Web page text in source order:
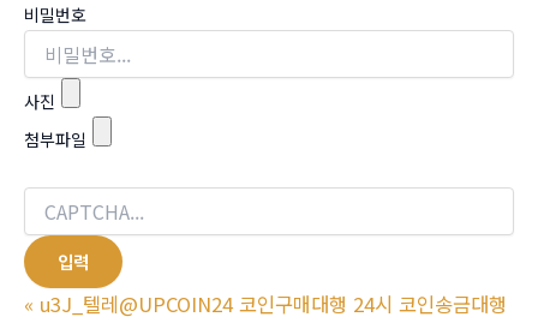
비밀번호
사진
첨부파일
« u3J_텔레@UPCOIN24 코인구매대행 24시 코인송금대행